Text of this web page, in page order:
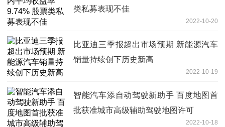
类私募表现不佳
2022-10-20
比亚迪三季报超出市场预期 新能源汽车
销量持续创下历史新高
2022-10-19
智能汽车添自动驾驶新助手 百度地图首
批获准城市高级辅助驾驶地图许可
2022-10-18